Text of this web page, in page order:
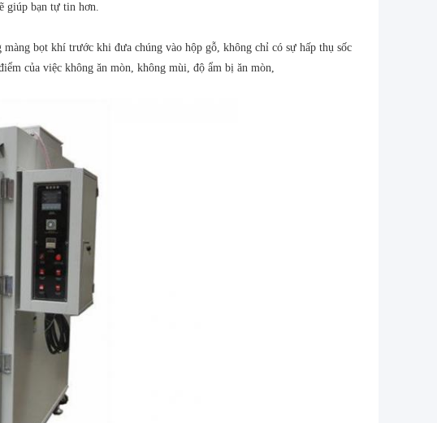
giúp bạn tự tin hơn.
bọt khí trước khi đưa chúng vào hộp gỗ, không chỉ có sự hấp thụ sốc
của việc không ăn mòn, không mùi, độ ẩm bị ăn mòn,